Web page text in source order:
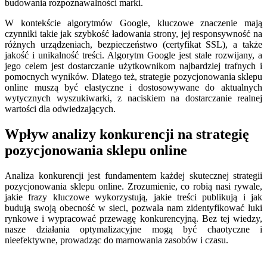
budowania rozpoznawalności marki.
W kontekście algorytmów Google, kluczowe znaczenie mają
czynniki takie jak szybkość ładowania strony, jej responsywność na
różnych urządzeniach, bezpieczeństwo (certyfikat SSL), a także
jakość i unikalność treści. Algorytm Google jest stale rozwijany, a
jego celem jest dostarczanie użytkownikom najbardziej trafnych i
pomocnych wyników. Dlatego też, strategie pozycjonowania sklepu
online muszą być elastyczne i dostosowywane do aktualnych
wytycznych wyszukiwarki, z naciskiem na dostarczanie realnej
wartości dla odwiedzających.
Wpływ analizy konkurencji na strategię
pozycjonowania sklepu online
Analiza konkurencji jest fundamentem każdej skutecznej strategii
pozycjonowania sklepu online. Zrozumienie, co robią nasi rywale,
jakie frazy kluczowe wykorzystują, jakie treści publikują i jak
budują swoją obecność w sieci, pozwala nam zidentyfikować luki
rynkowe i wypracować przewagę konkurencyjną. Bez tej wiedzy,
nasze działania optymalizacyjne mogą być chaotyczne i
nieefektywne, prowadząc do marnowania zasobów i czasu.